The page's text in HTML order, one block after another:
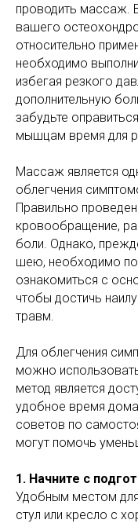
проводить массаж.
вашего
относительно
необходимо
избегая резкого
дополнительную
забудьте
мышцам время для
Массаж является
облегчения
Правильно
кровообращение,
боли. Однако,
шею, необходимо
ознакомиться с
чтобы достичь
травм.
Для облегчения
можно
метод является
удобное время
советов по
могут помочь
1. Начните с
Удобным местом
стул или кресло с